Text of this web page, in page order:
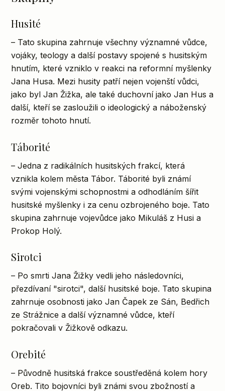
Husité
– Tato skupina zahrnuje všechny významné vůdce,
vojáky, teology a další postavy spojené s husitským
hnutím, které vzniklo v reakci na reformní myšlenky
Jana Husa. Mezi husity patří nejen vojenští vůdci,
jako byl Jan Žižka, ale také duchovní jako Jan Hus a
další, kteří se zasloužili o ideologický a náboženský
rozměr tohoto hnutí.
Táborité
– Jedna z radikálních husitských frakcí, která
vznikla kolem města Tábor. Táborité byli známí
svými vojenskými schopnostmi a odhodláním šířit
husitské myšlenky i za cenu ozbrojeného boje. Tato
skupina zahrnuje vojevůdce jako Mikuláš z Husi a
Prokop Holý.
Sirotci
– Po smrti Jana Žižky vedli jeho následovníci,
přezdívaní "sirotci", další husitské boje. Tato skupina
zahrnuje osobnosti jako Jan Čapek ze Sán, Bedřich
ze Strážnice a další významné vůdce, kteří
pokračovali v Žižkově odkazu.
Orebité
– Původně husitská frakce soustředěná kolem hory
Oreb. Tito bojovníci byli známi svou zbožností a